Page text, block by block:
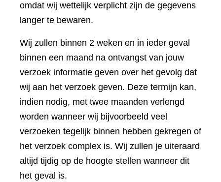
omdat wij wettelijk verplicht zijn de gegevens
langer te bewaren.
Wij zullen binnen 2 weken en in ieder geval
binnen een maand na ontvangst van jouw
verzoek informatie geven over het gevolg dat
wij aan het verzoek geven. Deze termijn kan,
indien nodig, met twee maanden verlengd
worden wanneer wij bijvoorbeeld veel
verzoeken tegelijk binnen hebben gekregen of
het verzoek complex is. Wij zullen je uiteraard
altijd tijdig op de hoogte stellen wanneer dit
het geval is.